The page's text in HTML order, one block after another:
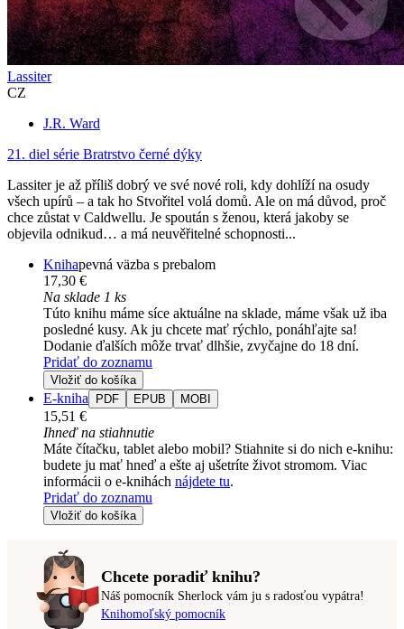
Lassiter
CZ
J.R. Ward
21. diel série Bratrstvo černé dýky
Lassiter je až příliš dobrý ve své nové roli, kdy dohlíží na osudy
všech upírů – a tak ho Stvořitel volá domů. Ale on má důvod, proč
chce zůstat v Caldwellu. Je spoután s ženou, která jakoby se
objevila odnikud… a má neuvěřitelné schopnosti...
Knihapevná väzba s prebalom
17,30 €
Na sklade 1 ks
Túto knihu máme síce aktuálne na sklade, máme však už iba
posledné kusy. Ak ju chcete mať rýchlo, ponáhľajte sa!
Dodanie ďalších môže trvať dlhšie, zvyčajne do 18 dní.
Pridať do zoznamu
Vložiť do košíka
E-kniha PDF EPUB MOBI
15,51 €
Ihneď na stiahnutie
Máte čítačku, tablet alebo mobil? Stiahnite si do nich e-knihu:
budete ju mať hneď a ešte aj ušetríte život stromom. Viac
informácii o e-knihách nájdete tu.
Pridať do zoznamu
Vložiť do košíka
Chcete poradiť knihu?
Náš pomocník Sherlock vám ju s radosťou vypátra!
Knihomoľský pomocník